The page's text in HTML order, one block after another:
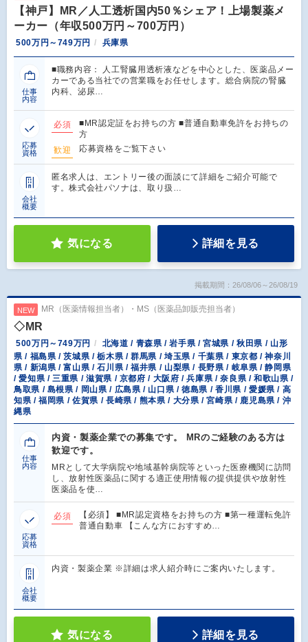
【神戸】MR／人工透析国内50％シェア！上場製薬メ
ーカー（年収500万円～700万円）
500万円～749万円 兵庫県
仕事
内容
■職務内容： 人工腎臓用透析液などを中心とした、医薬品メー
カーである当社での営業職をお任せします。総合病院の腎臓
内科、泌尿…
応募
資格
必須
■MR認定証をお持ちの方 ■普通自動車免許をお持ちの
方
歓迎
応募資格をご覧下さい
会社
概要
匿名求人は、エントリー後の面談にて詳細をご紹介可能で
す。株式会社パソナは、取り扱…
気になる 詳細を見る
掲載期間：26/08/06～26/08/19
NEW MR（医薬情報担当者）・MS（医薬品卸販売担当者）
◇MR
500万円～749万円
北海道 / 青森県 / 岩手県 / 宮城県 / 秋田県 / 山形
県 / 福島県 / 茨城県 / 栃木県 / 群馬県 / 埼玉県 / 千葉県 / 東京都 / 神奈川
県 / 新潟県 / 富山県 / 石川県 / 福井県 / 山梨県 / 長野県 / 岐阜県 / 静岡県
/ 愛知県 / 三重県 / 滋賀県 / 京都府 / 大阪府 / 兵庫県 / 奈良県 / 和歌山県 /
鳥取県 / 島根県 / 岡山県 / 広島県 / 山口県 / 徳島県 / 香川県 / 愛媛県 / 高
知県 / 福岡県 / 佐賀県 / 長崎県 / 熊本県 / 大分県 / 宮崎県 / 鹿児島県 / 沖
縄県
仕事
内容
内資・製薬企業での募集です。 MRのご経験のある方は
歓迎です。
MRとして大学病院や地域基幹病院等といった医療機関に訪問
し、放射性医薬品に関する適正使用情報の提供提供や放射性
医薬品を使…
応募
資格
必須
【必須】 ■MR認定資格をお持ちの方 ■第一種運転免許
普通自動車 【こんな方におすすめ…
会社
概要
内資・製薬企業 ※詳細は求人紹介時にご案内いたします。
気になる 詳細を見る